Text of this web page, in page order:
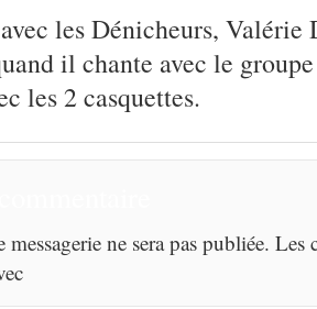
les Dénicheurs, Valérie
il chante avec le
les 2 casquettes.
messagerie ne sera pas publiée.